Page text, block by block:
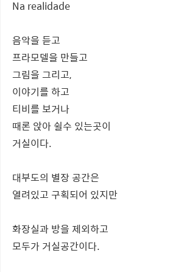
Na realidade
음악을 듣고
프라모델을 만들고
그림을 그리고,
이야기를 하고
티비를 보거나
때론 앉아 쉴수 있는곳이
거실이다.
대부도의 별장 공간은
열려있고 구획되어 있지만
화장실과 방을 제외하고
모두가 거실공간이다.